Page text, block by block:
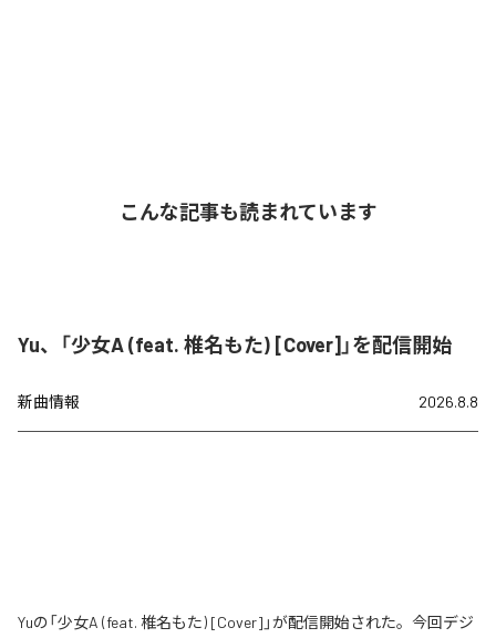
こんな記事も読まれています
Yu、「少女A (feat. 椎名もた) [Cover]」を配信開始
新曲情報 2026.8.8
Yuの「少女A (feat. 椎名もた) [Cover]」が配信開始された。今回デジ